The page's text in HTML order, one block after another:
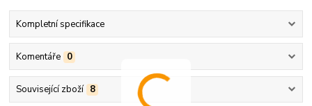
Kompletní specifikace
Komentáře 0
Související zboží 8